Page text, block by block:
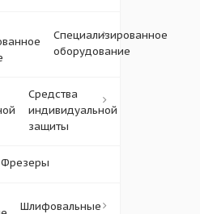
Специализированное
оборудование
Средства
индивидуальной
защиты
Фрезеры
Шлифовальные